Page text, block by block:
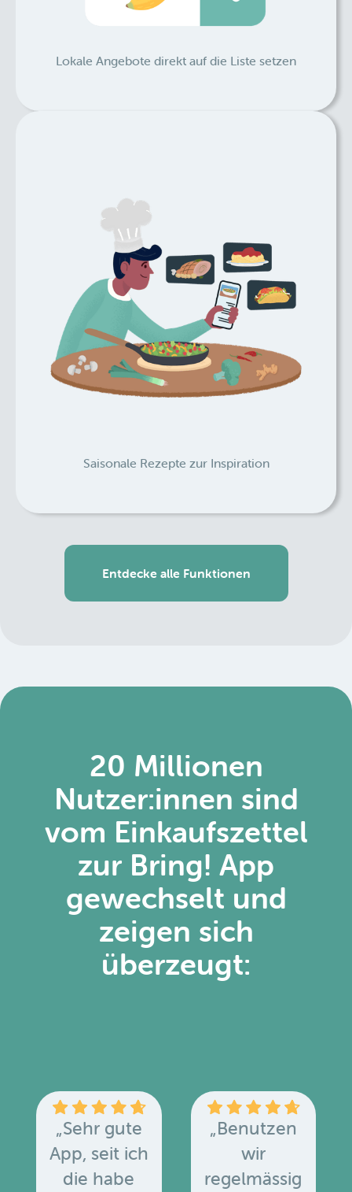
Lokale Angebote direkt auf die Liste setzen
Saisonale Rezepte zur Inspiration
Entdecke alle Funktionen
20 Millionen
Nutzer:innen sind
vom Einkaufszettel
zur Bring! App
gewechselt und
zeigen sich
überzeugt:
„Sehr gute
App, seit ich
die habe
„Benutzen
wir
regelmässig